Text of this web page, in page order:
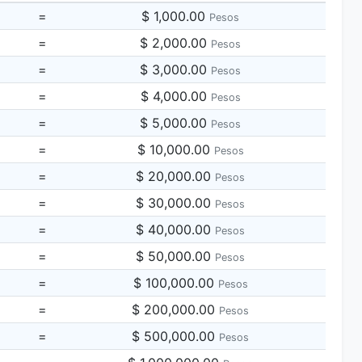
= $ 1,000.00 Pesos
= $ 2,000.00 Pesos
= $ 3,000.00 Pesos
= $ 4,000.00 Pesos
= $ 5,000.00 Pesos
= $ 10,000.00 Pesos
= $ 20,000.00 Pesos
= $ 30,000.00 Pesos
= $ 40,000.00 Pesos
= $ 50,000.00 Pesos
= $ 100,000.00 Pesos
= $ 200,000.00 Pesos
= $ 500,000.00 Pesos